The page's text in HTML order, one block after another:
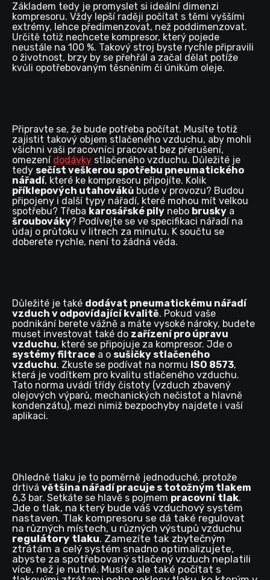
Základem tedy je promyslet si ideální dimenzi
kompresoru. Vždy lepší raději počítat s těmi vyššími
extrémy, lehce předimenzovat, než poddimenzovat.
Určitě totiž nechcete kompresor, který pojede
neustále na 100 %. Takový stroj byste rychle připravili
o životnost, brzy by se přehřál a začal dělat potíže
kvůli opotřebovaným těsněním či únikům oleje.
Připravte se, že bude potřeba počítat. Musíte totiž
zajistit takový objem stlačeného vzduchu, aby mohli
všichni vaši pracovníci pracovat bez přerušení,
omezení dodávky stlačeného vzduchu. Důležité je
tedy sečíst veškerou spotřebu pneumatického
nářadí, které ke kompresoru připojíte. Kolik
příklepových utahováků bude v provozu? Budou
připojeny i další typy nářadí, které mohou mít velkou
spotřebu? Třeba karosářské pily nebo brusky a
šroubováky? Podívejte se ve specifikaci nářadí na
údaj o průtoku v litrech za minutu. K součtu se
doberete rychle, není to žádná věda.
Důležité je také dodávat pneumatickému nářadí
vzduch v odpovídající kvalitě. Pokud vaše
podnikání berete vážně a máte vysoké nároky, budete
muset investovat také do zařízení pro úpravu
vzduchu, které se připojuje za kompresor. Jde o
systémy filtrace a o sušičky stlačeného
vzduchu. Zkuste se podívat na normu ISO 8573,
která je vodítkem pro kvalitu stlačeného vzduchu.
Tato norma uvádí třídy čistoty (vzduch zbavený
olejových výparů, mechanických nečistot a hlavně
kondenzátu), mezi nimiž bezpochyby najdete i vaší
aplikaci.
Ohledně tlaku je to poměrně jednoduché, protože
drtivá většina nářadí pracuje s totožným tlakem
6,3 bar. Setkáte se hlavě s pojmem pracovnítlak.
Jde o tlak, na který bude váš vzduchový systém
nastaven. Tlak kompresoru se dá také regulovat
na různých místech, u různých výstupů vzduchu
regulátory tlaku. Zamezíte tak zbytečným
ztrátám a celý systém snadno optimalizujete,
abyste za spotřebovaný stlačený vzduch neplatili
více, než je nutné. Musíte ale také počítat s